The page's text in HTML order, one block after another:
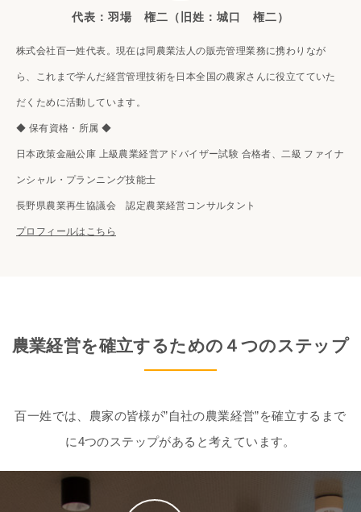
代表：​​羽場 権二（旧姓：城口 権二）
株式会社百一姓代表。現在は同農業法人の販売管理業務に携わりなが
ら、これまで学んだ経営管理技術を日本全国の農家さんに役立てていた
だくために活動しています。
◆ 保有資格・所属 ◆
日本政策金融公庫 上級農業経営アドバイザー試験 合格者、二級 ファイナ
ンシャル・プランニング技能士
長野県農業再生協議会 認定農業経営コンサルタント
プロフィールはこちら
農業経営を確立するための４つのステップ
百一姓では、農家の皆様が”自社の農業経営”を確立するまで
に4つのステップがあると考えています。